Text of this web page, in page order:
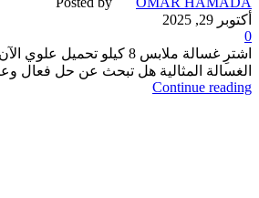
أكتوبر 29, 2025
0
اشترِ غسالة ملابس 8 كيلو
الغسالة المثالية هل تبحث عن حل فعال
Continue reading